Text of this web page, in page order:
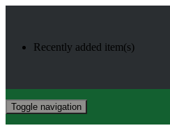
Recently added item(s)
Toggle navigation